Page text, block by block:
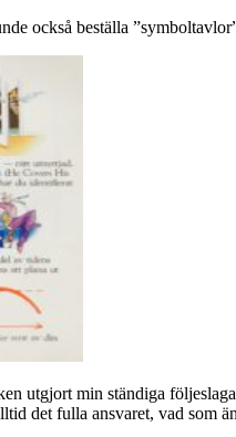
också beställa
utgjort min ständiga
det fulla ansvaret, vad som